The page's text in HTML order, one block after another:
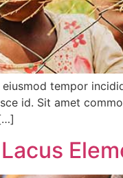
tempor
id. Sit amet